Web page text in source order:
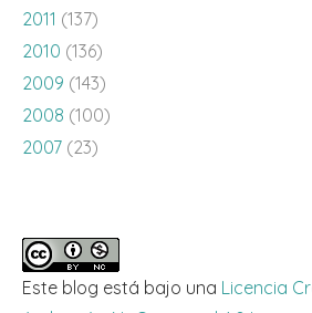
2011 (137)
2010 (136)
2009 (143)
2008 (100)
2007 (23)
Este blog está bajo una Licencia